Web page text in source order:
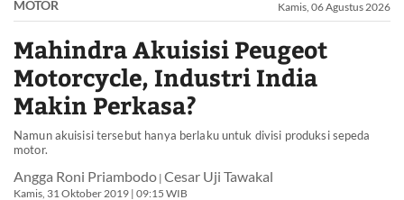
MOTOR Kamis, 06 Agustus 2026
Mahindra Akuisisi Peugeot
Motorcycle, Industri India
Makin Perkasa?
Namun akuisisi tersebut hanya berlaku untuk divisi produksi sepeda
motor.
Angga Roni Priambodo | Cesar Uji Tawakal
Kamis, 31 Oktober 2019 | 09:15 WIB